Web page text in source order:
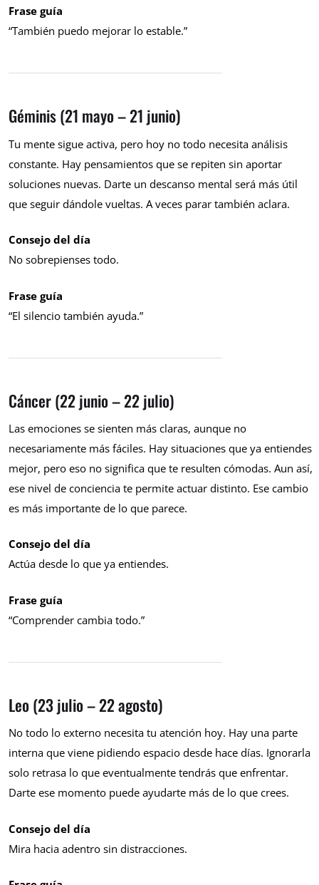
Frase guía
“También puedo mejorar lo estable.”
Géminis (21 mayo – 21 junio)
Tu mente sigue activa, pero hoy no todo necesita análisis
constante. Hay pensamientos que se repiten sin aportar
soluciones nuevas. Darte un descanso mental será más útil
que seguir dándole vueltas. A veces parar también aclara.
Consejo del día
No sobrepienses todo.
Frase guía
“El silencio también ayuda.”
Cáncer (22 junio – 22 julio)
Las emociones se sienten más claras, aunque no
necesariamente más fáciles. Hay situaciones que ya entiendes
mejor, pero eso no significa que te resulten cómodas. Aun así,
ese nivel de conciencia te permite actuar distinto. Ese cambio
es más importante de lo que parece.
Consejo del día
Actúa desde lo que ya entiendes.
Frase guía
“Comprender cambia todo.”
Leo (23 julio – 22 agosto)
No todo lo externo necesita tu atención hoy. Hay una parte
interna que viene pidiendo espacio desde hace días. Ignorarla
solo retrasa lo que eventualmente tendrás que enfrentar.
Darte ese momento puede ayudarte más de lo que crees.
Consejo del día
Mira hacia adentro sin distracciones.